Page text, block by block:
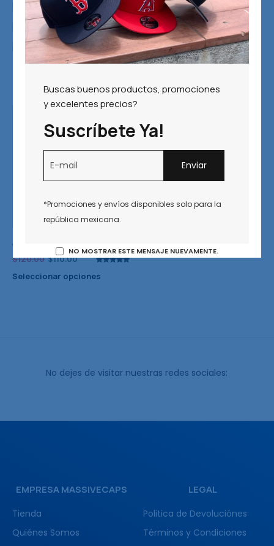
Buscas buenos productos, promociones
y excelentes precios?
Suscríbete Ya!
*Promociones y envíos disponibles solo para la
república mexicana.
NO MOSTRAR ESTE MENSAJE NUEVAMENTE.
DESTACADO MÁS VENDIDOS
MEJOR CALIFICADOS CON DESCUENTO
DISPONIBLES SELECT COLOR SELECT SIZES
Air Jordan
$120.00 $110.00
Seleccionar opciones
No dejes de visitar nuestras redes sociales:
EMPRESA MASSIVECAPS
Tienda
Quiénes Somos
LEGAL
Politica de Devoluciónes
Términos y Condiciones